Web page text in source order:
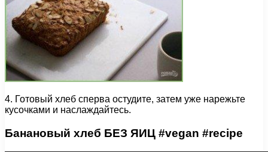
4. Готовый хлеб сперва остудите, затем уже нарежьте
кусочками и наслаждайтесь.
Банановый хлеб БЕЗ ЯИЦ #vegan #recipe